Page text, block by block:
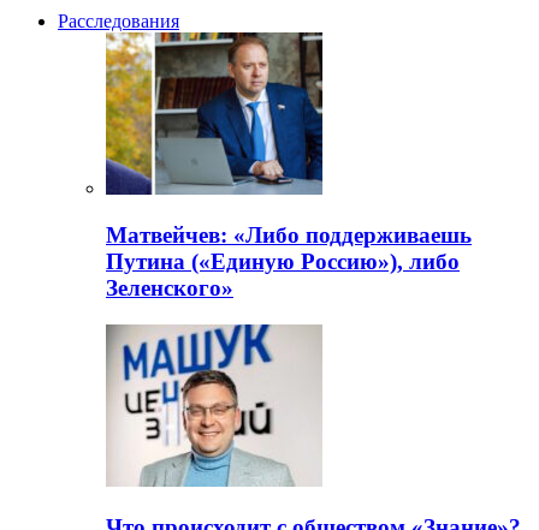
Расследования
Матвейчев: «Либо поддерживаешь
Путина («Единую Россию»), либо
Зеленского»